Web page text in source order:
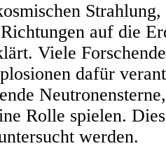
auf die
Viele
dafür
Rolle spielen.
werden.